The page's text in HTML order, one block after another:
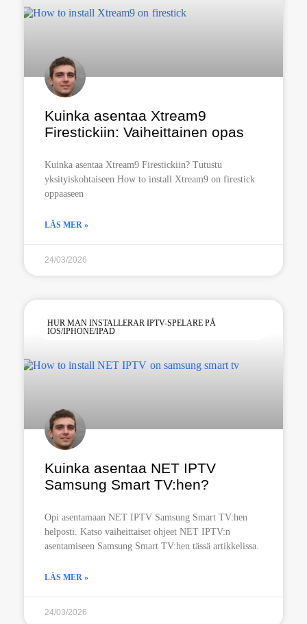
Kuinka asentaa Xtream9
Firestickiin: Vaiheittainen opas
Kuinka asentaa Xtream9 Firestickiin? Tutustu
yksityiskohtaiseen How to install Xtream9 on firestick
oppaaseen
LÄS MER »
24/03/2026
HUR MAN INSTALLERAR IPTV-SPELARE PÅ
IOS/IPHONE/IPAD
Kuinka asentaa NET IPTV
Samsung Smart TV:hen?
Opi asentamaan NET IPTV Samsung Smart TV:hen
helposti. Katso vaiheittaiset ohjeet NET IPTV:n
asentamiseen Samsung Smart TV:hen tässä artikkelissa.
LÄS MER »
24/03/2026